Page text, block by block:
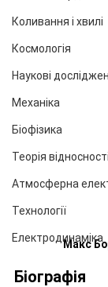
Коливання і хвилі
Космологія
Наукові
Механіка
Біофізика
Теорія відносності
Атмосферна
Технології
Електродинаміка
Макс
Біографія